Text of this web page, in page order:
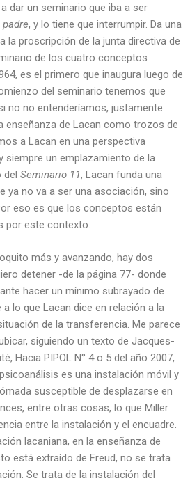
dar un seminario que iba a ser
, y lo tiene que interrumpir. Da una
la proscripción de la junta directiva de
de los cuatro conceptos
es el primero que inaugura luego de
del seminario tenemos que
no no entenderíamos, justamente
enseñanza de Lacan como trozos de
a Lacan en una perspectiva
siempre un emplazamiento de la
Seminario 11, Lacan funda una
ya no va a ser una asociación, sino
eso es que los conceptos están
por este contexto.
más y avanzando, hay dos
detener -de la página 77- donde
hacer un mínimo subrayado de
lo que Lacan dice en relación a la
de la transferencia. Me parece
siguiendo un texto de Jacques-
Hacia PIPOL N° 4 o 5 del año 2007,
es una instalación móvil y
susceptible de desplazarse en
entre otras cosas, lo que Miller
entre la instalación y el encuadre.
lacaniana, en la enseñanza de
está extraído de Freud, no se trata
Se trata de la instalación del